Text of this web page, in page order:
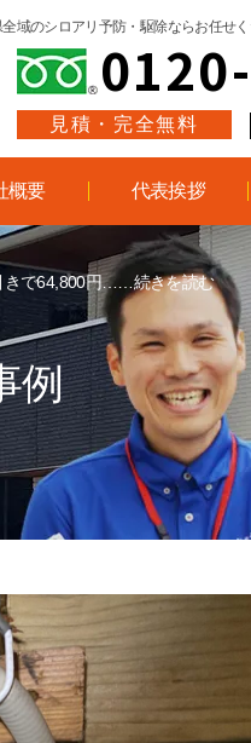
域のシロアリ予防・駆除ならお任せ
0120-
見積・完全無料
概要 代表挨拶
で64,800円……続きを読む
例